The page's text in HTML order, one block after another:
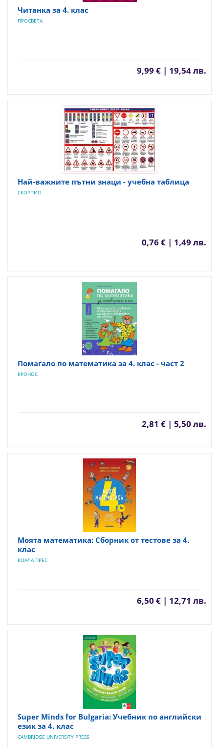
Читанка за 4. клас
ПРОСВЕТА
9,99 € | 19,54 лв.
Най-важните пътни знаци - учебна таблица
СКОРПИО
0,76 € | 1,49 лв.
Помагало по математика за 4. клас - част 2
КРОНОС
2,81 € | 5,50 лв.
Моята математика: Сборник от тестове за 4.
клас
КОАЛА ПРЕС
6,50 € | 12,71 лв.
Super Minds for Bulgaria: Учебник по английски
език за 4. клас
CAMBRIDGE UNIVERSITY PRESS